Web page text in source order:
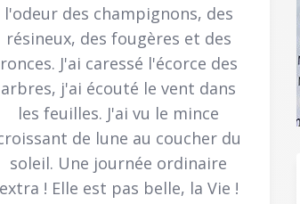
l'odeur des champignons, des
résineux, des fougères et des
ronces. J'ai caressé l'écorce des
arbres, j'ai écouté le vent dans
les feuilles. J'ai vu le mince
de lune au coucher du
soleil. Une journée ordinaire
extra ! Elle est pas belle, la Vie !